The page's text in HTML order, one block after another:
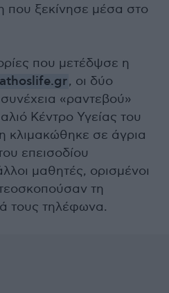
που ξεκίνησε μέσα στο
που μετέδψσε η
, οι δύο
«ραντεβού»
Κέντρο Υγείας του
κλιμακώθηκε σε άγρια
επεισοδίου
μαθητές, ορισμένοι
τη
τους τηλέφωνα.